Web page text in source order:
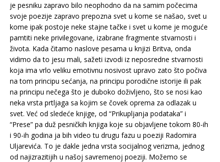
je pesniku zapravo bilo neophodno da na samim počecima
svoje poezije zapravo prepozna svet u kome se našao, svet u
kome ipak postoje neke stajne tačke i svet u kome je moguće
pamtiti neke privilegovane, izabrane fragmente stvarnosti i
života. Kada čitamo naslove pesama u knjizi Britva, onda
vidimo da to jesu mali, sažeti izvodi iz neposredne stvarnosti
koja ima vrlo veliku emotivnu nosivost upravo zato što počiva
na tom principu sećanja, na principu porodične istorije ili pak
na principu nečega što je duboko doživljeno, što se nosi kao
neka vrsta prtljaga sa kojim se čovek oprema za odlazak u
svet. Već od sledeće knjige, od “Prikupljanja podataka” i
“Prese” pa duž pesničkih knjiga koje su objavljene tokom 80-ih
i 90-ih godina ja bih video tu drugu fazu u poeziji Radomira
Uljarevića. To je dakle jedna vrsta socijalnog verizma, jednog
od najizrazitijih u našoj savremenoj poeziji. Možemo se